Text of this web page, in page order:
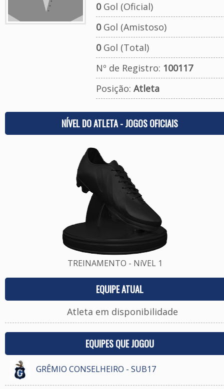
0Gol (Oficial)
0Gol (Amistoso)
0Gol (Total)
Nº de Registro: 100117
Posição: Atleta
NÍVEL DO ATLETA - JOGOS OFICIAIS
TREINAMENTO - NíVEL 1
EQUIPE ATUAL
Atleta em disponibilidade
EQUIPES QUE JOGOU
GRÊMIO CONSELHEIRO - SUB17